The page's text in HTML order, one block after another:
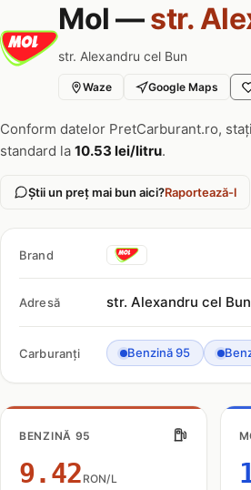
Mol —str.
str. Alexandru cel Bun
Waze Google Maps
Conform datelor PretCarburant.ro,
standard la 10.53 lei/litru.
Știi un preț mai bun aici?Raportează-l
Brand
Adresă str. Alexandru cel Bun
Carburanți Benzină 95
BENZINĂ 95
9.42 RON/L